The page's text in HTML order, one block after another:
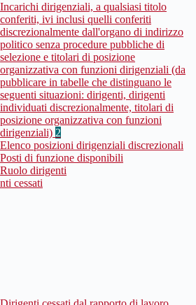
Incarichi dirigenziali, a qualsiasi titolo
conferiti, ivi inclusi quelli conferiti
discrezionalmente dall'organo di indirizzo
politico senza procedure pubbliche di
selezione e titolari di posizione
organizzativa con funzioni dirigenziali (da
pubblicare in tabelle che distinguano le
seguenti situazioni: dirigenti, dirigenti
individuati discrezionalmente, titolari di
posizione organizzativa con funzioni
dirigenziali) 2
Elenco posizioni dirigenziali discrezionali
Posti di funzione disponibili
Ruolo dirigenti
cessati